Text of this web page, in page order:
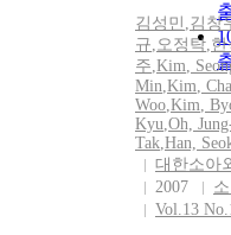
김성민 ,김창
규,오정탁,한
주,Kim,
Min,Kim,
Woo,Kim,
Kyu,Oh,
Tak,Han,
대한소아
2007
Vol.13